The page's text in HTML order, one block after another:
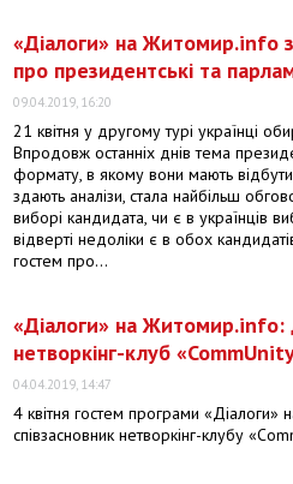
«Діалоги» на
про президентські та
09.04.2019, 16:20
21 квітня у другому турі українці
Впродовж останніх днів тема
формату, в якому вони мають
здають аналізи, стала найбільш
виборі кандидата, чи є в українців
відверті недоліки є в обох
гостем про...
«Діалоги» на Житомир.info:
нетворкінг-клуб
04.04.2019, 14:47
4 квітня гостем програми «Діалоги»
співзасновник нетворкінг-клубу